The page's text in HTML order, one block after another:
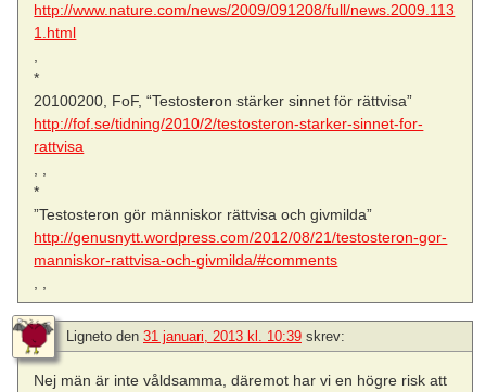
http://www.nature.com/news/2009/091208/full/news.2009.113
1.html
*
20100200, FoF, “Testosteron stärker sinnet för rättvisa”
http://fof.se/tidning/2010/2/testosteron-starker-sinnet-for-
rattvisa
*
”Testosteron gör människor rättvisa och givmilda”
http://genusnytt.wordpress.com/2012/08/21/testosteron-gor-
manniskor-rattvisa-och-givmilda/#comments
Ligneto den 31 januari, 2013 kl. 10:39 skrev:
Nej män är inte våldsamma, däremot har vi en högre risk att